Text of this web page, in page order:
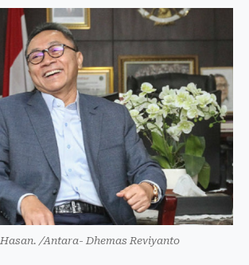
/Antara- Dhemas Reviyanto